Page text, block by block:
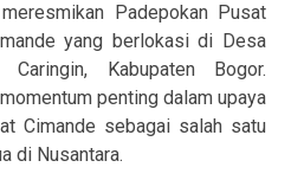
Padepokan Pusat
yang berlokasi di Desa
Caringin, Kabupaten Bogor.
penting dalam upaya
Cimande sebagai salah satu
di Nusantara.